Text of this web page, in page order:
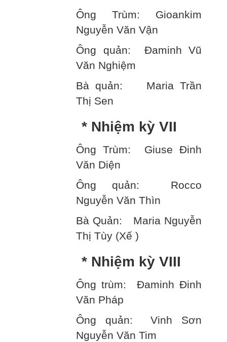
Ông Trùm: Gioankim
Nguyễn Văn Vận
Ông quản: Đaminh Vũ
Văn Nghiệm
Bà quản: Maria Trần
Thị Sen
* Nhiệm kỳ VII
Ông Trùm: Giuse Đinh
Văn Diện
Ông quản: Rocco
Nguyễn Văn Thìn
Bà Quản: Maria Nguyễn
Thị Tùy (Xế )
* Nhiệm kỳ VIII
Ông trùm: Đaminh Đinh
Văn Pháp
Ông quản: Vinh Sơn
Nguyễn Văn Tim